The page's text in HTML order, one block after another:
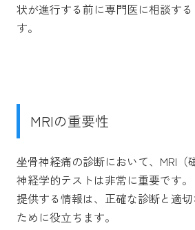
状が進行する前に専門医に相談す
す。
MRIの重要性
坐骨神経痛の診断において、MRI（
神経学的テストは非常に重要です
提供する情報は、正確な診断と適
ために役立ちます。